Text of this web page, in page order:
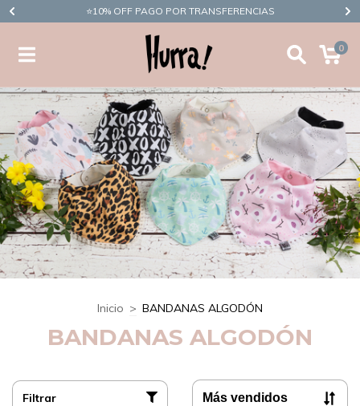
​⭐10% OFF PAGO POR TRANSFERENCIAS
0
Inicio > BANDANAS ALGODÓN
BANDANAS ALGODÓN
Filtrar